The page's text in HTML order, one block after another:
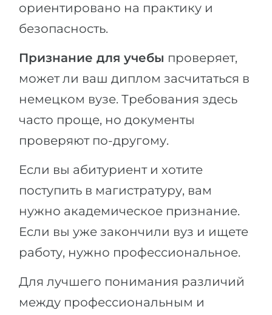
ориентировано на практику и
безопасность.
Признание для учебы проверяет,
может ли ваш диплом засчитаться в
немецком вузе. Требования здесь
часто проще, но документы
проверяют по-другому.
Если вы абитуриент и хотите
поступить в магистратуру, вам
нужно академическое признание.
Если вы уже закончили вуз и ищете
работу, нужно профессиональное.
Для лучшего понимания различий
между профессиональным и